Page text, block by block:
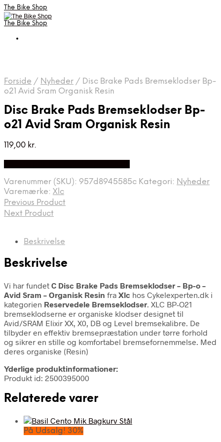
The Bike Shop
The Bike Shop
Forside / Nyheder / Disc Brake Pads Bremseklodser Bp-
o21 Avid Sram Organisk Resin
Disc Brake Pads Bremseklodser Bp-
o21 Avid Sram Organisk Resin
119,00 kr.
Varenummer (SKU): 957d8945585c Kategori: Nyheder
Varemærke: Xlc
Previous Product
Next Product
Beskrivelse
Beskrivelse
Vi har fundet C Disc Brake Pads Bremseklodser – Bp-o –
Avid Sram – Organisk Resin fra Xlc hos Cykelexperten.dk i
kategorien Reservedele Bremseklodser. XLC BP-O21
bremseklodserne er organiske klodser designet til
Avid/SRAM Elixir XX, X0, DB og Level bremsekalibre. De
tilbyder en effektiv bremsepræstation under tørre forhold
og sikrer en stille og komfortabel bremsefornemmelse. Med
deres organiske (Resin)
Yderlige produktinformationer:
Produkt id: 2500395000
Relaterede varer
På Udsalg! 30%